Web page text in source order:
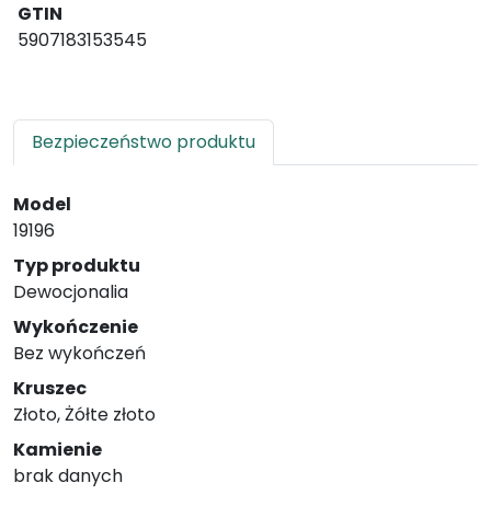
GTIN
5907183153545
Bezpieczeństwo produktu
Model
19196
Typ produktu
Dewocjonalia
Wykończenie
Bez wykończeń
Kruszec
Złoto, Żółte złoto
Kamienie
brak danych